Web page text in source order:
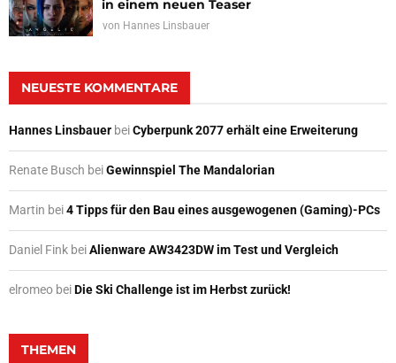
in einem neuen Teaser
von Hannes Linsbauer
NEUESTE KOMMENTARE
Hannes Linsbauer beiCyberpunk 2077 erhält eine Erweiterung
Renate Busch beiGewinnspiel The Mandalorian
Martin bei4 Tipps für den Bau eines ausgewogenen (Gaming)-PCs
Daniel Fink beiAlienware AW3423DW im Test und Vergleich
elromeo beiDie Ski Challenge ist im Herbst zurück!
THEMEN